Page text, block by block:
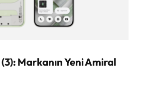
Markanın Yeni Amiral